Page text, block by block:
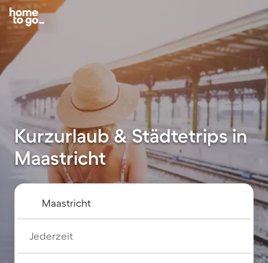
Kurzurlaub & Städtetrips in
Maastricht
Jederzeit